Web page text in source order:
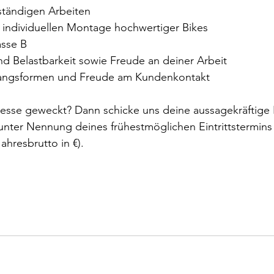
Arbeiten
Montage hochwertiger Bikes
B
Belastbarkeit sowie Freude an deiner Arbeit
und Freude am Kundenkontakt
geweckt? Dann schicke uns deine
Nennung deines frühestmöglichen
in €).